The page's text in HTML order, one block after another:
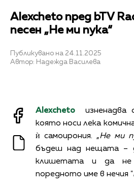
Alexcheto пред bTV
песен „Не ми пука“
Публикувано на 24.11.2025
Автор: Надежда Василева
Alexcheto изненадва
която носи лека
ѝ самоирония. „Не ми
бъдеш над нещата –
клишетата и да
поредното име в нечия "